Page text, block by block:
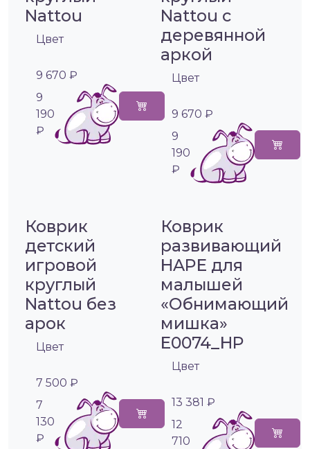
Nattou
Цвет
9 670 ₽
9
190
₽
Nattou с
деревянной
аркой
Цвет
9 670 ₽
9
190
₽
Коврик
детский
игровой
круглый
Nattou без
арок
Цвет
7 500 ₽
7
130
₽
Коврик
развивающий
HAPE для
малышей
«Обнимающий
мишка»
E0074_HP
Цвет
13 381 ₽
12
710